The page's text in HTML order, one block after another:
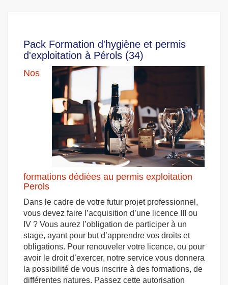
Pack Formation d'hygiène et permis
d'exploitation à Pérols (34)
Nos
formations dédiées au permis exploitation
Perols
Dans le cadre de votre futur projet professionnel,
vous devez faire l’acquisition d’une licence III ou
IV ? Vous aurez l’obligation de participer à un
stage, ayant pour but d’apprendre vos droits et
obligations. Pour renouveler votre licence, ou pour
avoir le droit d’exercer, notre service vous donnera
la possibilité de vous inscrire à des formations, de
différentes natures. Passez cette autorisation